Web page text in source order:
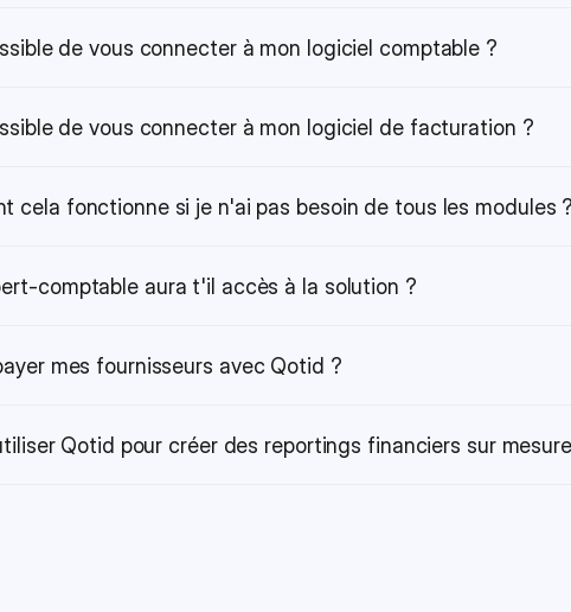
de vous connecter à mon logiciel comptable ?
de vous connecter à mon logiciel de facturation ?
cela fonctionne si je n'ai pas besoin de tous les modules
comptable aura t'il accès à la solution ?
mes fournisseurs avec Qotid ?
Qotid pour créer des reportings financiers sur